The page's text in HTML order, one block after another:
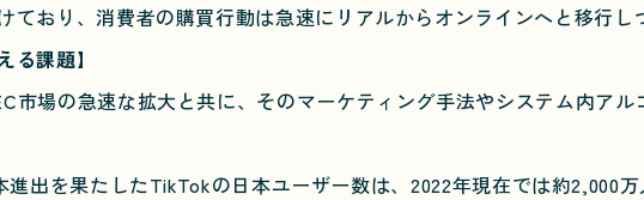
ており、消費者の購買行動は急速にリアルからオンラインへと移行し
る課題】
市場の急速な拡大と共に、そのマーケティング手法やシステム内アル
出を果たしたTikTokの日本ユーザー数は、2022年現在では約2,000万